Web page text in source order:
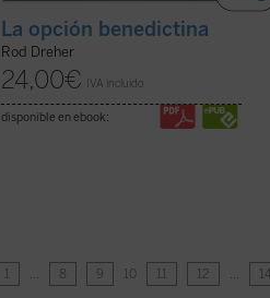
La opción benedictina
Rod Dreher
24,00€ IVA incluido
disponible en ebook:
1 … 8 9 10 11 12 … 14